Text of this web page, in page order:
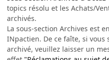
topics résolu et les Achats/
archivés.
La sous-section Archives est
INpactien. De ce faîte, si
archivé, veuillez laisser un